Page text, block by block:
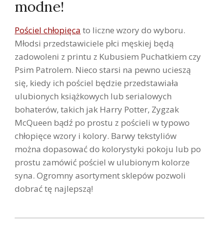
modne!
Pościel chłopięca to liczne wzory do wyboru.
Młodsi przedstawiciele płci męskiej będą
zadowoleni z printu z Kubusiem Puchatkiem czy
Psim Patrolem. Nieco starsi na pewno ucieszą
się, kiedy ich pościel będzie przedstawiała
ulubionych książkowych lub serialowych
bohaterów, takich jak Harry Potter, Zygzak
McQueen bądź po prostu z pościeli w typowo
chłopięce wzory i kolory. Barwy tekstyliów
można dopasować do kolorystyki pokoju lub po
prostu zamówić pościel w ulubionym kolorze
syna. Ogromny asortyment sklepów pozwoli
dobrać tę najlepszą!